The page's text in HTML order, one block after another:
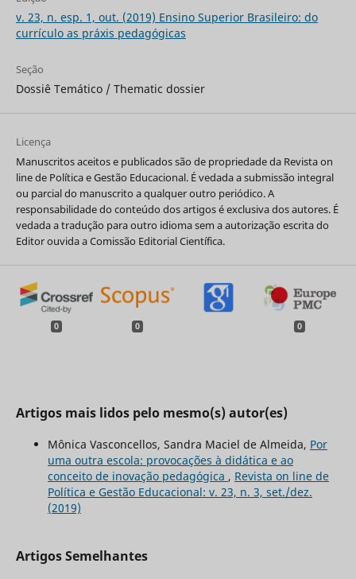
v. 23, n. esp. 1, out. (2019) Ensino Superior Brasileiro: do
currículo as práxis pedagógicas
Seção
Dossiê Temático / Thematic dossier
Licença
Manuscritos aceitos e publicados são de propriedade da Revista on
line de Política e Gestão Educacional. É vedada a submissão integral
ou parcial do manuscrito a qualquer outro periódico. A
responsabilidade do conteúdo dos artigos é exclusiva dos autores. É
vedada a tradução para outro idioma sem a autorização escrita do
Editor ouvida a Comissão Editorial Científica.
0 0 0
Artigos mais lidos pelo mesmo(s) autor(es)
Mônica Vasconcellos, Sandra Maciel de Almeida, Por
uma outra escola: provocações à didática e ao
conceito de inovação pedagógica , Revista on line de
Política e Gestão Educacional: v. 23, n. 3, set./dez.
(2019)
Artigos Semelhantes